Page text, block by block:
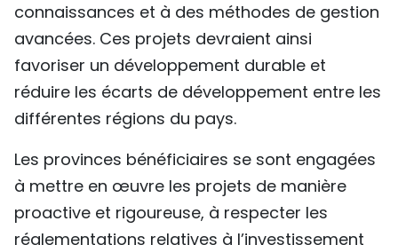
connaissances et à des méthodes de gestion
avancées. Ces projets devraient ainsi
favoriser un développement durable et
réduire les écarts de développement entre les
différentes régions du pays.
Les provinces bénéficiaires se sont engagées
à mettre en œuvre les projets de manière
proactive et rigoureuse, à respecter les
réglementations relatives à l’investissement